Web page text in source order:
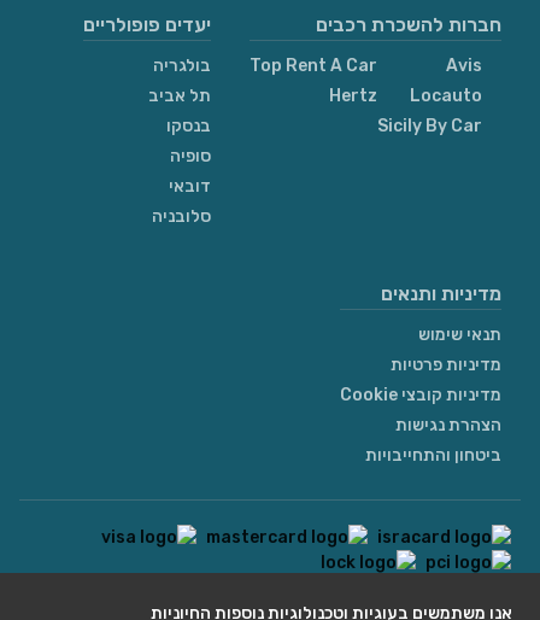
אנו משתמשים בעוגיות וטכנולוגיות נוספות החיוניות
חברות להשכרת רכבים
Avis
Locauto
Sicily By Car
Top Rent A Car
Hertz
יעדים פופולריים
בולגריה
תל אביב
בנסקו
סופיה
דובאי
סלובניה
מדיניות ותנאים
תנאי שימוש
מדיניות פרטיות
מדיניות קובצי Cookie
הצהרת נגישות
ביטחון והתחייבויות
contact@we4rent.com